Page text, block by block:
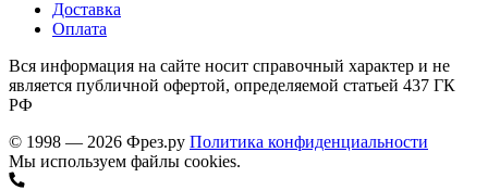
Доставка
Оплата
Вся информация на сайте носит справочный характер и не
является публичной офертой, определяемой статьей 437 ГК
РФ
© 1998 — 2026 Фрез.ру Политика конфиденциальности
Мы используем файлы cookies.